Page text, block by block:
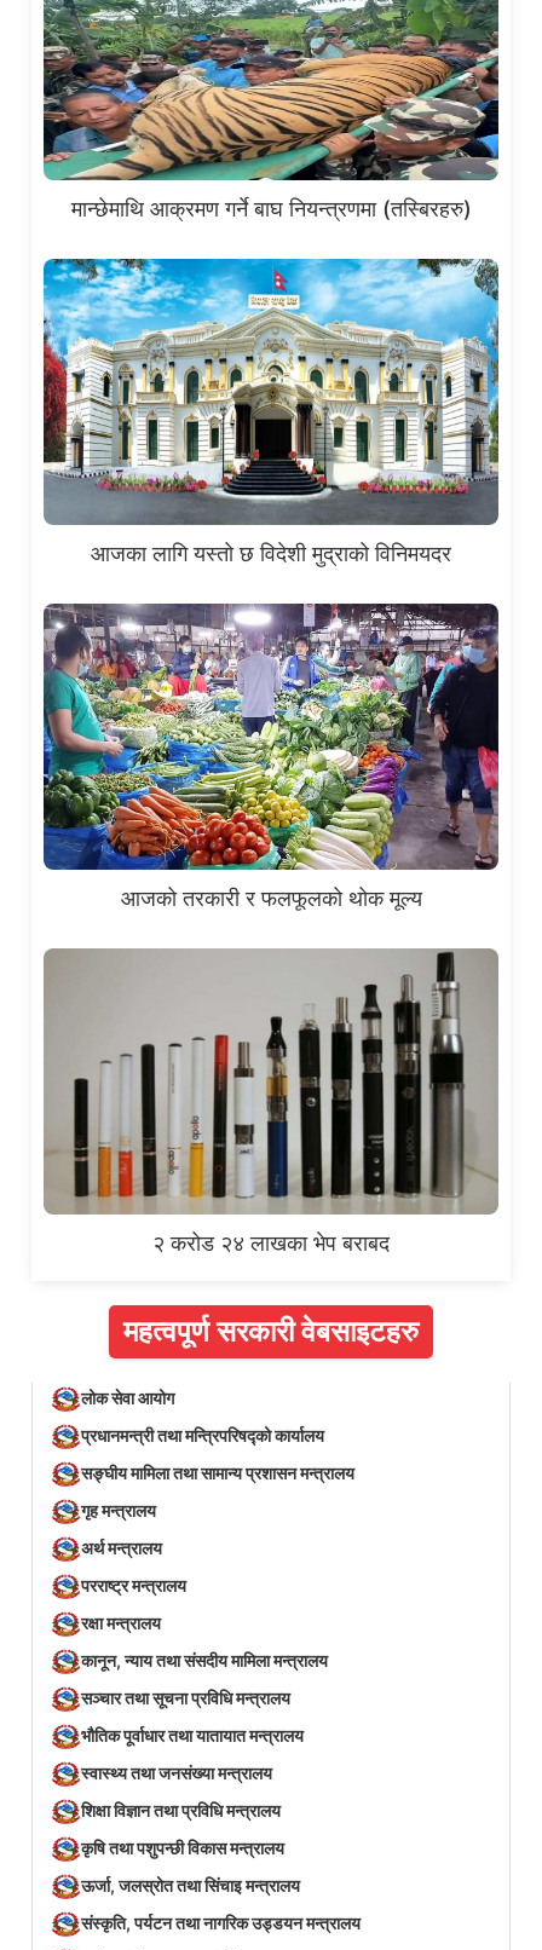
मान्छेमाथि आक्रमण गर्ने बाघ नियन्त्रणमा (तस्बिरहरु)
आजका लागि यस्तो छ विदेशी मुद्राको विनिमयदर
आजको तरकारी र फलफूलको थोक मूल्य
२ करोड २४ लाखका भेप बराबद
महत्वपूर्ण सरकारी वेबसाइटहरु
लोक सेवा आयोग
प्रधानमन्त्री तथा मन्त्रिपरिषद्को कार्यालय
सङ्घीय मामिला तथा सामान्य प्रशासन मन्त्रालय
गृह मन्त्रालय
अर्थ मन्त्रालय
परराष्ट्र मन्त्रालय
रक्षा मन्त्रालय
कानून, न्याय तथा संसदीय मामिला मन्त्रालय
सञ्‍चार तथा सूचना प्रविधि मन्त्रालय
भौतिक पूर्वाधार तथा यातायात मन्त्रालय
स्वास्थ्य तथा जनसंख्या मन्त्रालय
शिक्षा विज्ञान तथा प्रविधि मन्त्रालय
कृषि तथा पशुपन्छी विकास मन्त्रालय
ऊर्जा, जलस्रोत तथा सिंचाइ मन्त्रालय
संस्कृति, पर्यटन तथा नागरिक उड्डयन मन्त्रालय